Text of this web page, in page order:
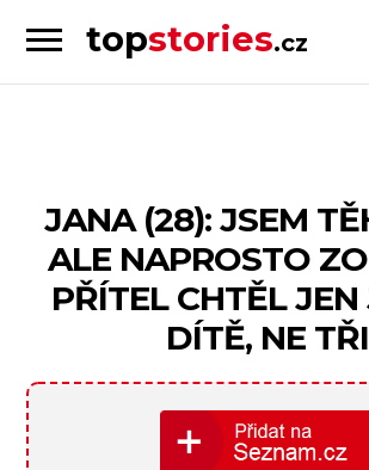
Skip
to
Skip
to
topstories.cz
lidi
JANA (28): JSEM
ALE NAPROSTO
PŘÍTEL CHTĚL
DÍTĚ, NE TŘI